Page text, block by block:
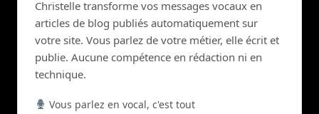
Christelle transforme vos messages vocaux en
articles de blog publiés automatiquement sur
votre site. Vous parlez de votre métier, elle écrit et
publie. Aucune compétence en rédaction ni en
technique.
Vous parlez en vocal, c'est tout